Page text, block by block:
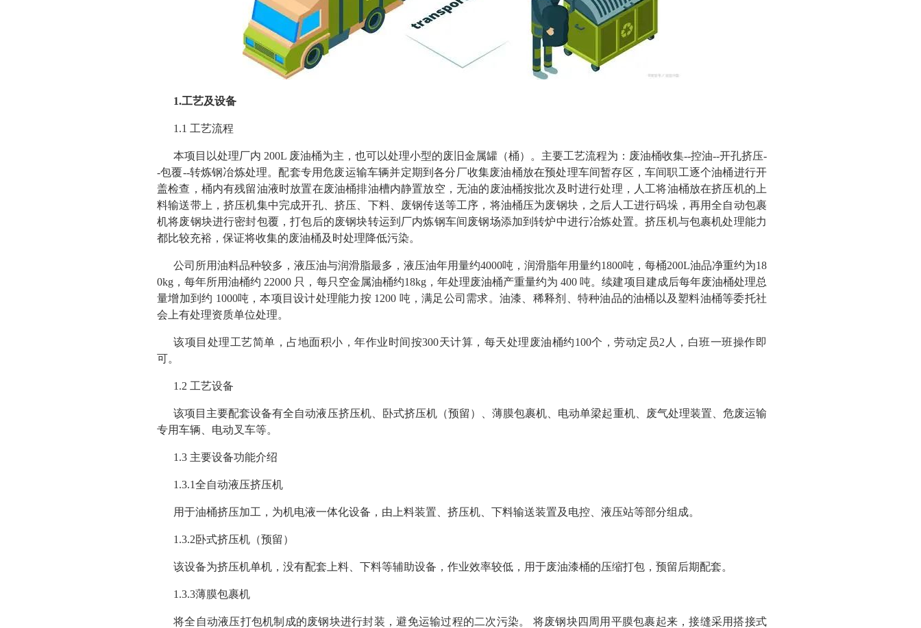
1.工艺及设备
1.1 工艺流程
本项目以处理厂内 200L 废油桶为主，也可以处理小型的废旧金属罐（桶）。主要工艺流程为：废油桶收集--控油--开孔挤压-
-包覆--转炼钢冶炼处理。配套专用危废运输车辆并定期到各分厂收集废油桶放在预处理车间暂存区，车间职工逐个油桶进行开
盖检查，桶内有残留油液时放置在废油桶排油槽内静置放空，无油的废油桶按批次及时进行处理，人工将油桶放在挤压机的上
料输送带上，挤压机集中完成开孔、挤压、下料、废钢传送等工序，将油桶压为废钢块，之后人工进行码垛，再用全自动包裹
机将废钢块进行密封包覆，打包后的废钢块转运到厂内炼钢车间废钢场添加到转炉中进行冶炼处置。挤压机与包裹机处理能力
都比较充裕，保证将收集的废油桶及时处理降低污染。
公司所用油料品种较多，液压油与润滑脂最多，液压油年用量约4000吨，润滑脂年用量约1800吨，每桶200L油品净重约为18
0kg，每年所用油桶约 22000 只，每只空金属油桶约18kg，年处理废油桶产重量约为 400 吨。续建项目建成后每年废油桶处理总
量增加到约 1000吨，本项目设计处理能力按 1200 吨，满足公司需求。油漆、稀释剂、特种油品的油桶以及塑料油桶等委托社
会上有处理资质单位处理。
该项目处理工艺简单，占地面积小，年作业时间按300天计算，每天处理废油桶约100个，劳动定员2人，白班一班操作即
可。
1.2 工艺设备
该项目主要配套设备有全自动液压挤压机、卧式挤压机（预留）、薄膜包裹机、电动单梁起重机、废气处理装置、危废运输
专用车辆、电动叉车等。
1.3 主要设备功能介绍
1.3.1全自动液压挤压机
用于油桶挤压加工，为机电液一体化设备，由上料装置、挤压机、下料输送装置及电控、液压站等部分组成。
1.3.2卧式挤压机（预留）
该设备为挤压机单机，没有配套上料、下料等辅助设备，作业效率较低，用于废油漆桶的压缩打包，预留后期配套。
1.3.3薄膜包裹机
将全自动液压打包机制成的废钢块进行封装，避免运输过程的二次污染。 将废钢块四周用平膜包裹起来，接缝采用搭接式